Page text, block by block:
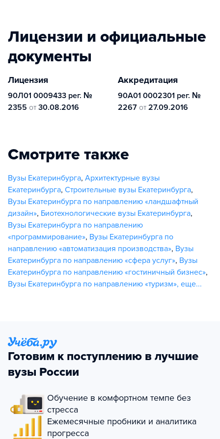
Лицензии и официальные
документы
Лицензия
90Л01 0009433 рег. №
2355 от 30.08.2016
Аккредитация
90А01 0002301 рег. №
2267 от 27.09.2016
Смотрите также
Вузы Екатеринбурга, Архитектурные вузы
Екатеринбурга, Строительные вузы Екатеринбурга,
Вузы Екатеринбурга по направлению «ландшафтный
дизайн», Биотехнологические вузы Екатеринбурга,
Вузы Екатеринбурга по направлению
«программирование», Вузы Екатеринбурга по
направлению «автоматизация производства», Вузы
Екатеринбурга по направлению «сфера услуг», Вузы
Екатеринбурга по направлению «гостиничный бизнес»,
Вузы Екатеринбурга по направлению «туризм», еще...
Готовим к поступлению в лучшие
вузы России
Обучение в комфортном темпе без
стресса
Ежемесячные пробники и аналитика
прогресса